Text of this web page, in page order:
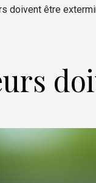
doivent être